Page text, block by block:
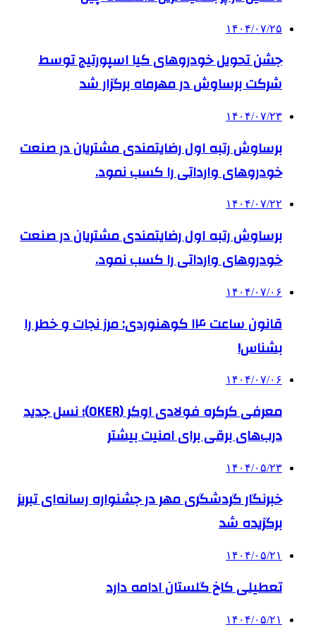
۱۴۰۴/۰۷/۲۵
جشن تحویل خودروهای کیا اسپورتیج توسط
شرکت برساوش در مهرماه برگزار شد
۱۴۰۴/۰۷/۲۳
برساوش رتبه اول رضایتمندی مشتریان در صنعت
خودروهای وارداتی را کسب نمود.
۱۴۰۴/۰۷/۲۲
برساوش رتبه اول رضایتمندی مشتریان در صنعت
خودروهای وارداتی را کسب نمود.
۱۴۰۴/۰۷/۰۶
قانون ساعت ۱۴ کوهنوردی: مرز نجات و خطر را
بشناس!
۱۴۰۴/۰۷/۰۶
معرفی کرکره فولادی اوکر (OKER)؛ نسل جدید
درب‌های برقی برای امنیت بیشتر
۱۴۰۴/۰۵/۲۳
خبرنگار گردشگری مهر در جشنواره رسانه‌ای تبریز
برگزیده شد
۱۴۰۴/۰۵/۲۱
تعطیلی کاخ گلستان ادامه دارد
۱۴۰۴/۰۵/۲۱